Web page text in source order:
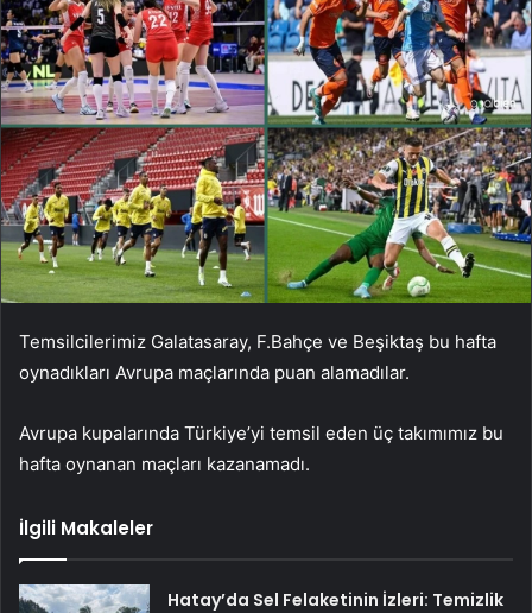
Temsilcilerimiz Galatasaray, F.Bahçe ve Beşiktaş bu hafta
oynadıkları Avrupa maçlarında puan alamadılar.
Avrupa kupalarında Türkiye’yi temsil eden üç takımımız bu
hafta oynanan maçları kazanamadı.
İlgili Makaleler
Hatay’da Sel Felaketinin İzleri: Temizlik